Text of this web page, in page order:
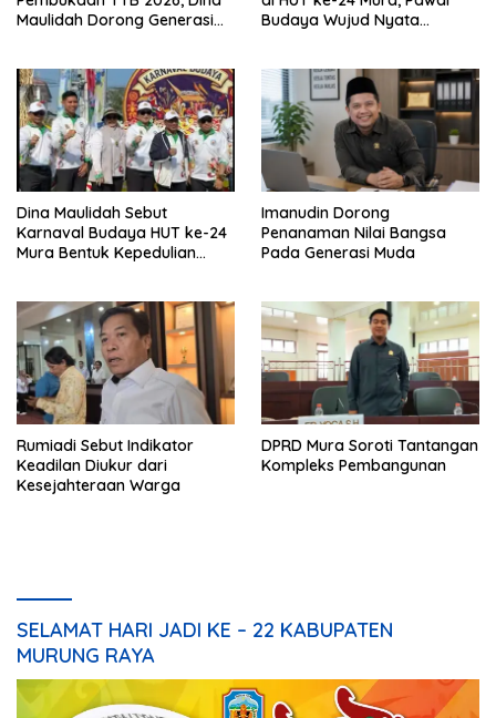
Maulidah Dorong Generasi
Budaya Wujud Nyata
Dina Maulidah Sebut
Karnaval Budaya HUT ke-24
Mura Bentuk Kepedulian
Imanudin Dorong
Penanaman Nilai Bangsa
Pada Generasi Muda
Rumiadi Sebut Indikator
Keadilan Diukur dari
Kesejahteraan Warga
DPRD Mura Soroti Tantangan
Kompleks Pembangunan
SELAMAT HARI JADI KE – 22 KABUPATEN
MURUNG RAYA